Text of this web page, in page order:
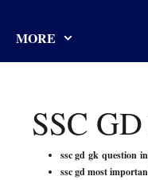
MORE
SSC
ssc gd gk question
ssc gd most